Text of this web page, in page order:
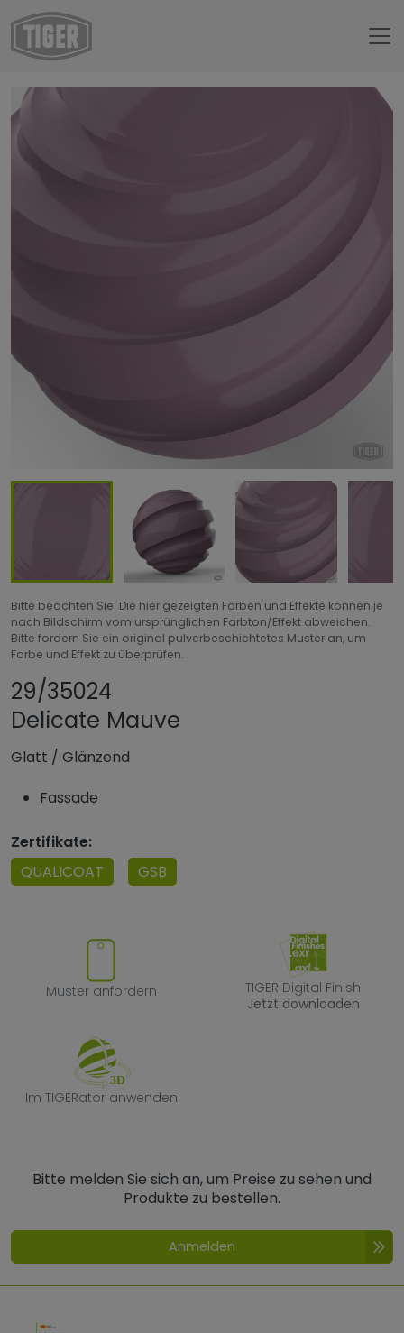
Bitte beachten Sie: Die hier gezeigten Farben und Effekte können je
nach Bildschirm vom ursprünglichen Farbton/Effekt abweichen.
Bitte fordern Sie ein original pulverbeschichtetes Muster an, um
Farbe und Effekt zu überprüfen.
29/35024
Delicate Mauve
Glatt / Glänzend
Fassade
Zertifikate:
QUALICOAT
GSB
Muster anfordern
Muster anfordern
TIGER Digital
TIGER Digital Finish
Jetzt downloaden
Im TIGERator anwenden
Im TIGERator anwenden
Bitte melden Sie sich an, um Preise zu sehen und
Produkte zu bestellen.
Anmelden